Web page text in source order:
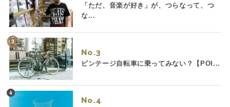
「ただ、音楽が好き」が、つらなって、つ
な...
No.
ビンテージ自転車に乗ってみない？【POI...
No.